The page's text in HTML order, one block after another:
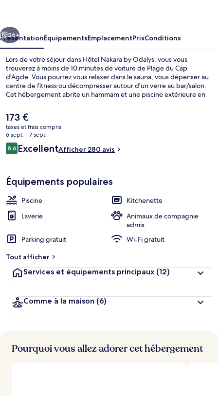
Suivant
26+
PrésentationÉquipementsEmplacementPrixConditions
Lors de votre séjour dans Hôtel Nakara by Odalys, vous vous
trouverez à moins de 10 minutes de voiture de Plage du Cap
d'Agde. Vous pourrez vous relaxer dans le sauna, vous dépenser au
centre de fitness ou décompresser autour d'un verre au bar/salon.
Cet hébergement abrite un hammam et une piscine extérieure en
d'un réfrigérateur et un micro-ondes.
Le
prix
actuel
est
de
173 €
taxes et frais compris
6 sept. - 7 sept.
Avis
voyageurs
8,68,6 sur 10
ExcellentAfficher 280 avis
Équipements populaires
Piscine
Kitchenette
Laverie
Animaux de compagnie
admis
Parking gratuit
Wi-Fi gratuit
Tout afficher
Services et équipements principaux (12)
Comme à la maison (6)
Pourquoi vous allez adorer cet hébergement